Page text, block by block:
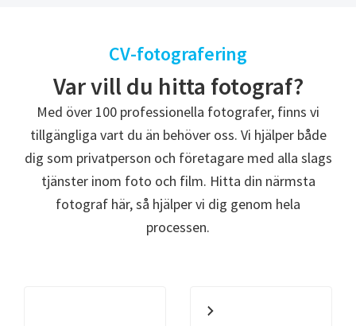
CV-fotografering
Var vill du hitta fotograf?
Med över 100 professionella fotografer, finns vi
tillgängliga vart du än behöver oss. Vi hjälper både
dig som privatperson och företagare med alla slags
tjänster inom foto och film. Hitta din närmsta
fotograf här, så hjälper vi dig genom hela
processen.